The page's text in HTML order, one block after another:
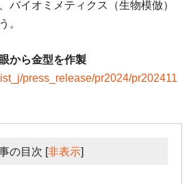
バイオミメティクス（生物模倣）
。
から金型を作製
press_release/pr2024/pr202411
の目次 [非表示]